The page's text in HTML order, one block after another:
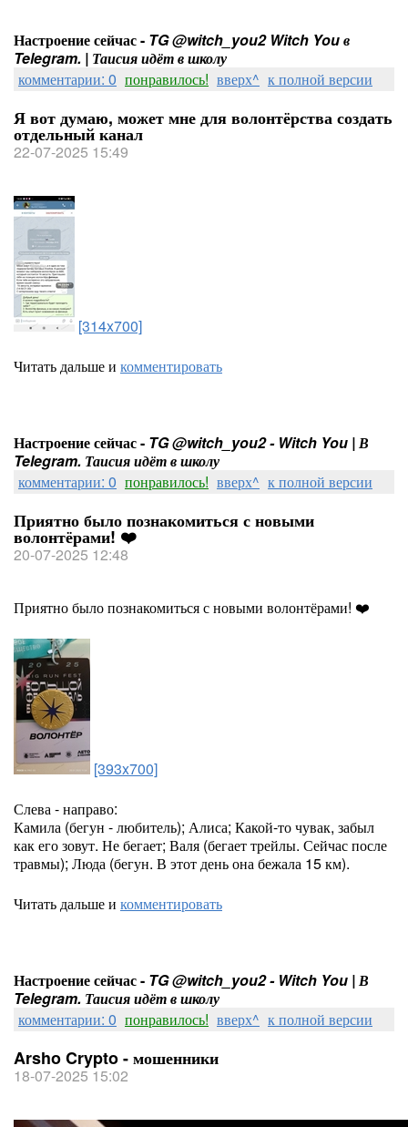
Настроение сейчас - TG @witch_you2 Witch You в
Telegram. | Таисия идёт в школу
комментарии: 0 понравилось! вверх^ к полной версии
Я вот думаю, может мне для волонтёрства создать
отдельный канал
22-07-2025 15:49
[314x700]
Читать дальше и комментировать
Настроение сейчас - TG @witch_you2 - Witch You | В
Telegram. Таисия идёт в школу
комментарии: 0 понравилось! вверх^ к полной версии
Приятно было познакомиться с новыми
волонтёрами! ❤️
20-07-2025 12:48
Приятно было познакомиться с новыми волонтёрами! ❤️
[393x700]
Слева - направо:
Камила (бегун - любитель); Алиса; Какой-то чувак, забыл
как его зовут. Не бегает; Валя (бегает трейлы. Сейчас после
травмы); Люда (бегун. В этот день она бежала 15 км).
Читать дальше и комментировать
Настроение сейчас - TG @witch_you2 - Witch You | В
Telegram. Таисия идёт в школу
комментарии: 0 понравилось! вверх^ к полной версии
Arsho Crypto - мошенники
18-07-2025 15:02